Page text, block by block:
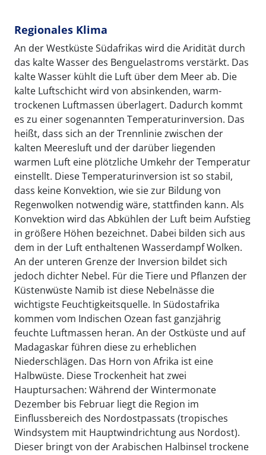
Regionales Klima
An der Westküste Südafrikas wird die Aridität durch
das kalte Wasser des Benguelastroms verstärkt. Das
kalte Wasser kühlt die Luft über dem Meer ab. Die
kalte Luftschicht wird von absinkenden, warm-
trockenen Luftmassen überlagert. Dadurch kommt
es zu einer sogenannten Temperaturinversion. Das
heißt, dass sich an der Trennlinie zwischen der
kalten Meeresluft und der darüber liegenden
warmen Luft eine plötzliche Umkehr der Temperatur
einstellt. Diese Temperaturinversion ist so stabil,
dass keine Konvektion, wie sie zur Bildung von
Regenwolken notwendig wäre, stattfinden kann. Als
Konvektion wird das Abkühlen der Luft beim Aufstieg
in größere Höhen bezeichnet. Dabei bilden sich aus
dem in der Luft enthaltenen Wasserdampf Wolken.
An der unteren Grenze der Inversion bildet sich
jedoch dichter Nebel. Für die Tiere und Pflanzen der
Küstenwüste Namib ist diese Nebelnässe die
wichtigste Feuchtigkeitsquelle. In Südostafrika
kommen vom Indischen Ozean fast ganzjährig
feuchte Luftmassen heran. An der Ostküste und auf
Madagaskar führen diese zu erheblichen
Niederschlägen. Das Horn von Afrika ist eine
Halbwüste. Diese Trockenheit hat zwei
Hauptursachen: Während der Wintermonate
Dezember bis Februar liegt die Region im
Einflussbereich des Nordostpassats (tropisches
Windsystem mit Hauptwindrichtung aus Nordost).
Dieser bringt von der Arabischen Halbinsel trockene